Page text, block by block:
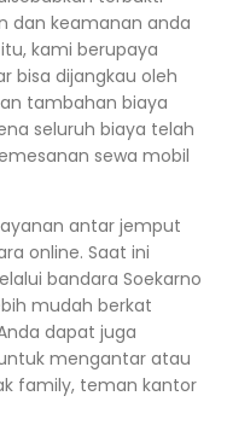
dan keamanan anda
kami berupaya
bisa dijangkau oleh
tambahan biaya
seluruh biaya telah
sewa mobil
antar jemput
online. Saat ini
bandara Soekarno
mudah berkat
dapat juga
mengantar atau
family, teman kantor